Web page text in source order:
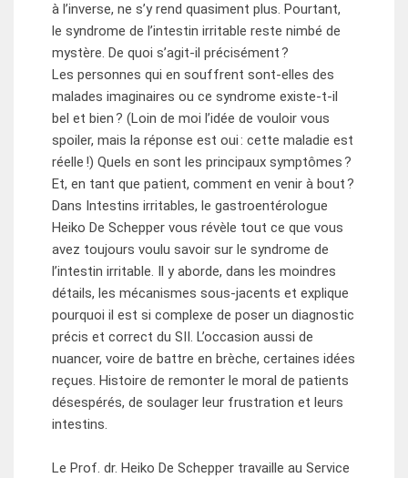
à l’inverse, ne s’y rend quasiment plus. Pourtant,
le syndrome de l’intestin irritable reste nimbé de
mystère. De quoi s’agit-il précisément ?
Les personnes qui en souffrent sont-elles des
malades imaginaires ou ce syndrome existe-t-il
bel et bien ? (Loin de moi l’idée de vouloir vous
spoiler, mais la réponse est oui : cette maladie est
réelle !) Quels en sont les principaux symptômes ?
Et, en tant que patient, comment en venir à bout ?
Dans Intestins irritables, le gastroentérologue
Heiko De Schepper vous révèle tout ce que vous
avez toujours voulu savoir sur le syndrome de
l’intestin irritable. Il y aborde, dans les moindres
détails, les mécanismes sous-jacents et explique
pourquoi il est si complexe de poser un diagnostic
précis et correct du SII. L’occasion aussi de
nuancer, voire de battre en brèche, certaines idées
reçues. Histoire de remonter le moral de patients
désespérés, de soulager leur frustration et leurs
intestins.
Le Prof. dr. Heiko De Schepper travaille au Service